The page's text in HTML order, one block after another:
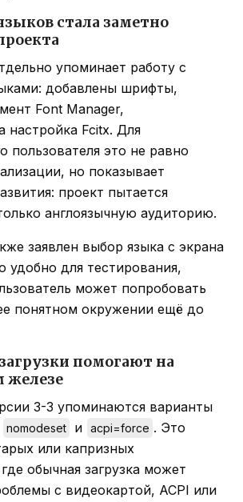
стала заметно
упоминает работу с
добавлены шрифты,
Font Manager,
настройка Fcitx. Для
пользователя это не равно
но показывает
проект пытается
англоязычную аудиторию.
заявлен выбор языка с экрана
удобно для тестирования,
может попробовать
понятном окружении ещё до
помогают на
железе
3-3 упоминаются варианты
nomodeset и acpi=force . Это
или капризных
обычная загрузка может
с видеокартой, ACPI или